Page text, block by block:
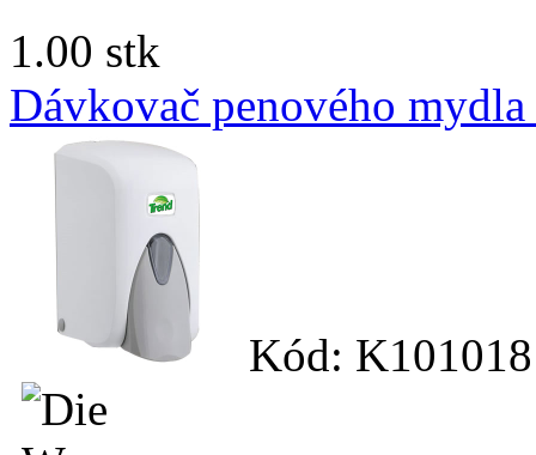
1.00 stk
Dávkovač penového
Kód: K101018